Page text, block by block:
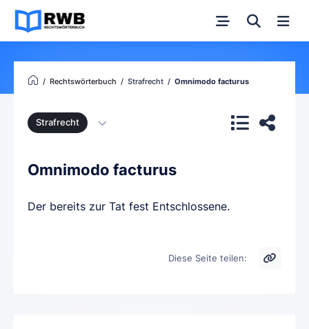
Rechtswörterbuch Strafrecht Omnimodo facturus
Strafrecht
Omnimodo facturus
Der bereits zur Tat fest Entschlossene.
Diese Seite teilen: